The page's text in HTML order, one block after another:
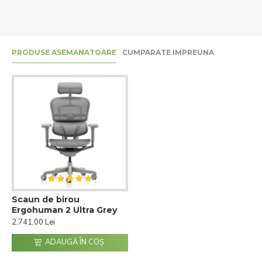
PRODUSE ASEMANATOARE CUMPARATE IMPREUNA
Scaun de birou
Ergohuman 2 Ultra Grey
2.741,00 Lei
ADAUGĂ ÎN COŞ